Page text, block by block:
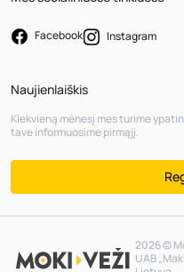
Facebook Instagram
Naujienlaiškis
Kiekvieną mėnesį mes turime
tave informuosime pirmąjį.
2026 ©
UAB